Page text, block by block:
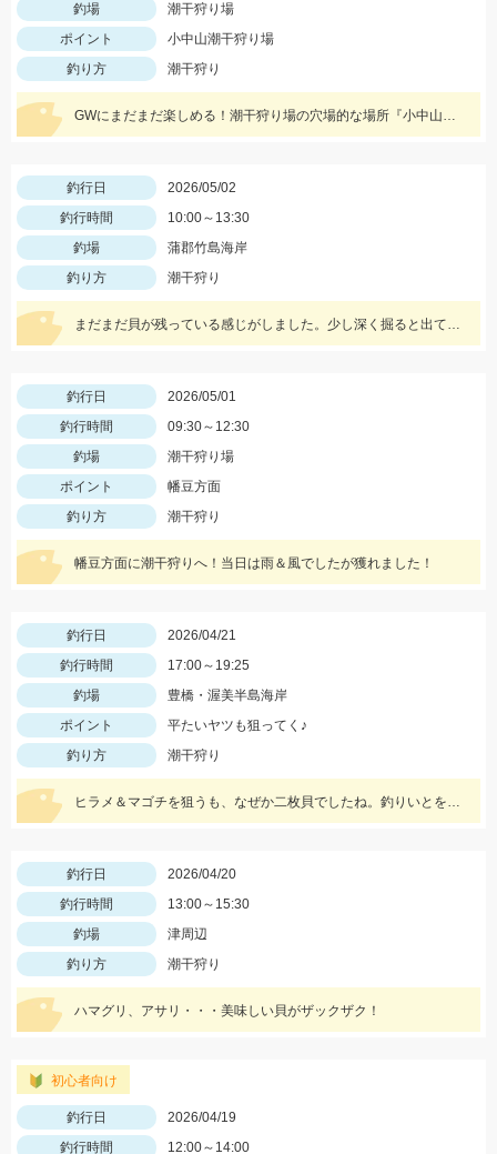
釣場
潮干狩り場
ポイント
小中山潮干狩り場
釣り方
潮干狩り
GWにまだまだ楽しめる！潮干狩り場の穴場的な場所『小中山潮干狩り場』！ 1カゴ3000円だからみんなで掘って楽しめる！
釣行日
2026/05/02
釣行時間
10:00～13:30
釣場
蒲郡竹島海岸
釣り方
潮干狩り
まだまだ貝が残っている感じがしました。少し深く掘ると出てくることも度々あり、５本カキが大活躍でした。
釣行日
2026/05/01
釣行時間
09:30～12:30
釣場
潮干狩り場
ポイント
幡豆方面
釣り方
潮干狩り
幡豆方面に潮干狩りへ！当日は雨＆風でしたが獲れました！
釣行日
2026/04/21
釣行時間
17:00～19:25
釣場
豊橋・渥美半島海岸
ポイント
平たいヤツも狙ってく♪
釣り方
潮干狩り
ヒラメ＆マゴチを狙うも、なぜか二枚貝でしたね。釣りいとをかし♪
釣行日
2026/04/20
釣行時間
13:00～15:30
釣場
津周辺
釣り方
潮干狩り
ハマグリ、アサリ・・・美味しい貝がザックザク！
初心者向け
釣行日
2026/04/19
釣行時間
12:00～14:00